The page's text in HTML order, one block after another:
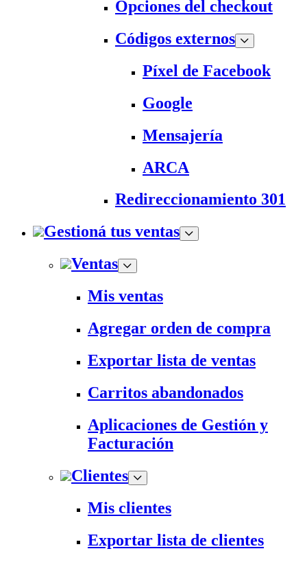
Opciones del checkout
Códigos externos
Píxel de Facebook
Google
Mensajería
ARCA
Redireccionamiento 301
Gestioná tus ventas
Ventas
Mis ventas
Agregar orden de compra
Exportar lista de ventas
Carritos abandonados
Aplicaciones de Gestión y
Facturación
Clientes
Mis clientes
Exportar lista de clientes